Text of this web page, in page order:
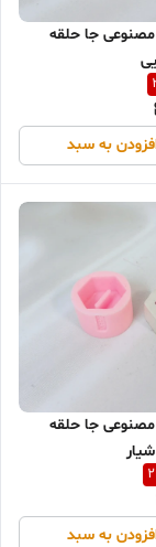
جا حلقه
به سبد
جا حلقه
به سبد